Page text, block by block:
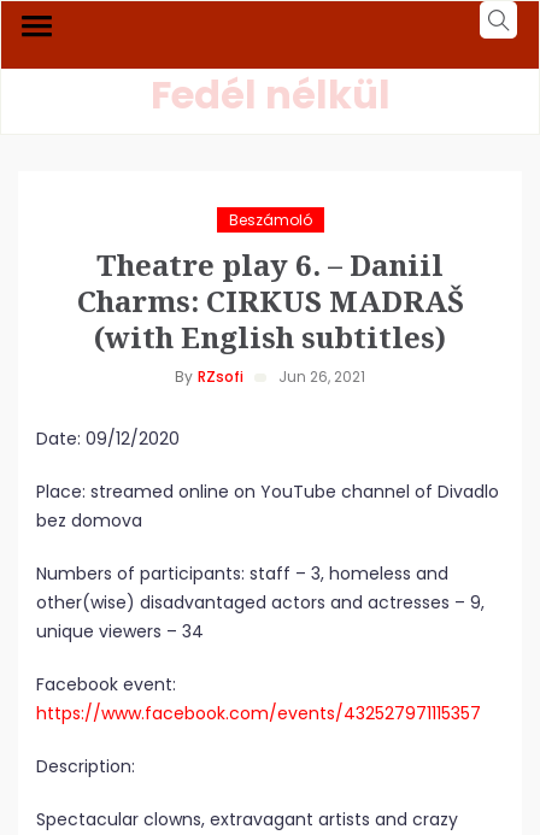
Fedél nélkül
Beszámoló
Theatre play 6. – Daniil
Charms: CIRKUS MADRAŠ
(with English subtitles)
By RZsofi Jun 26, 2021
Date: 09/12/2020
Place: streamed online on YouTube channel of Divadlo
bez domova
Numbers of participants: staff – 3, homeless and
other(wise) disadvantaged actors and actresses – 9,
unique viewers – 34
Facebook event:
https://www.facebook.com/events/432527971115357
Description:
Spectacular clowns, extravagant artists and crazy